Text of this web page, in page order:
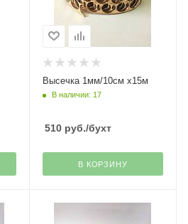
Высечка 1мм/10см х15м
В наличии: 17
510руб./бухт
В КОРЗИНУ